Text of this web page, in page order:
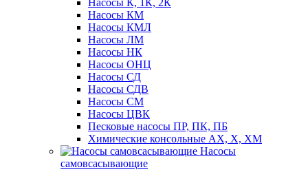
Насосы К, 1К, 2К
Насосы КМ
Насосы КМЛ
Насосы ЛМ
Насосы НК
Насосы ОНЦ
Насосы СД
Насосы СДВ
Насосы СМ
Насосы ЦВК
Песковые насосы ПР, ПК, ПБ
Химические консольные АХ, Х, ХМ
Насосы
самовсасывающие